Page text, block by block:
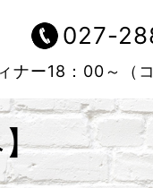
027-
ナー18：00～（